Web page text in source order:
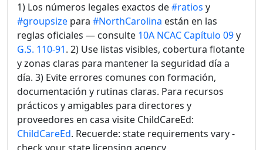
1) Los números legales exactos de#ratios y
#groupsize para #NorthCarolina están en las
reglas oficiales — consulte 10A NCAC Capítulo 09y
G.S. 110-91. 2) Use listas visibles, cobertura flotante
y zonas claras para mantener la seguridad día a
día. 3) Evite errores comunes con formación,
documentación y rutinas claras. Para recursos
prácticos y amigables para directores y
proveedores en casa visite ChildCareEd:
ChildCareEd. Recuerde: state requirements vary -